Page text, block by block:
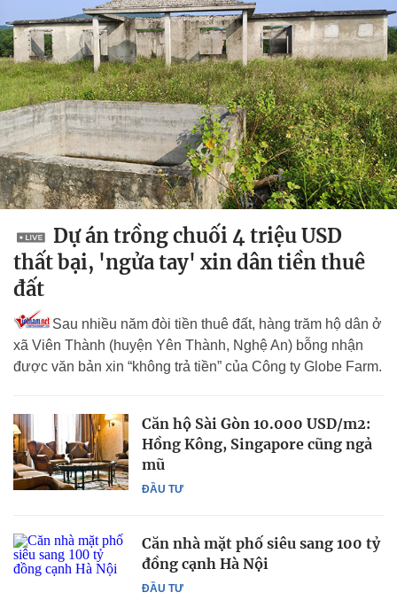
Dự án trồng chuối 4 triệu USD
thất bại, 'ngửa tay' xin dân tiền thuê
đất
Sau nhiều năm đòi tiền thuê đất, hàng trăm hộ dân ở
xã Viên Thành (huyện Yên Thành, Nghệ An) bỗng nhận
được văn bản xin “không trả tiền” của Công ty Globe Farm.
ĐẦU TƯ
Căn hộ Sài Gòn 10.000 USD/m2:
Hồng Kông, Singapore cũng ngả
mũ
ĐẦU TƯ
Căn nhà mặt phố siêu sang 100 tỷ
đồng cạnh Hà Nội